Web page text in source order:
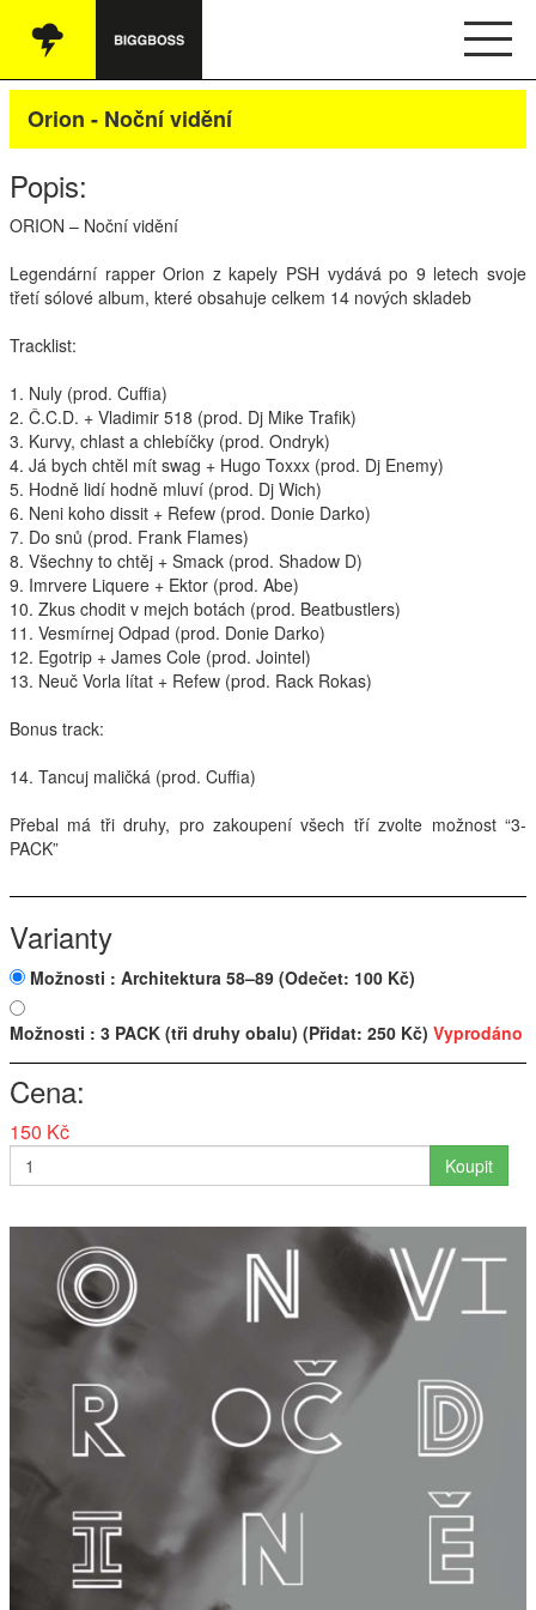
Vše
Audio
Oblečení
Ostatní
English
Obchodní podmínky
Kontakt
Interpreti
Orion - Noční vidění
Popis:
ORION – Noční vidění
Legendární rapper Orion z kapely PSH vydává po 9 letech svoje
třetí sólové album, které obsahuje celkem 14 nových skladeb
Tracklist:
1. Nuly (prod. Cuffia)
2. Č.C.D. + Vladimir 518 (prod. Dj Mike Trafik)
3. Kurvy, chlast a chlebíčky (prod. Ondryk)
4. Já bych chtěl mít swag + Hugo Toxxx (prod. Dj Enemy)
5. Hodně lidí hodně mluví (prod. Dj Wich)
6. Neni koho dissit + Refew (prod. Donie Darko)
7. Do snů (prod. Frank Flames)
8. Všechny to chtěj + Smack (prod. Shadow D)
9. Imrvere Liquere + Ektor (prod. Abe)
10. Zkus chodit v mejch botách (prod. Beatbustlers)
11. Vesmírnej Odpad (prod. Donie Darko)
12. Egotrip + James Cole (prod. Jointel)
13. Neuč Vorla lítat + Refew (prod. Rack Rokas)
Bonus track:
14. Tancuj maličká (prod. Cuffia)
Přebal má tři druhy, pro zakoupení všech tří zvolte možnost “3-
PACK”
Varianty
Možnosti : Architektura 58–89 (Odečet: 100 Kč)
Možnosti : 3 PACK (tři druhy obalu) (Přidat: 250 Kč) Vyprodáno
Cena
150 Kč
Koupit